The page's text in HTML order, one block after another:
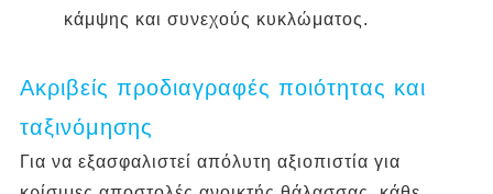
κάμψης και συνεχούς κυκλώματος.
Ακριβείς προδιαγραφές ποιότητας και
ταξινόμησης
Για να εξασφαλιστεί απόλυτη αξιοπιστία για